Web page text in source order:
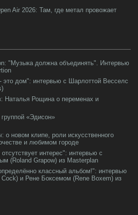
Air 2026: Там, где метал провожает
"Музыка должна объединять". Интервью
это дом": интервью с Шарлоттой Весселс
Наталья Рощина о переменах и
«Эдисон»
о новом клипе, роли искусственного
и любимом городе
интерес": интервью с
(Roland Grapow) из Masterplan
классный альбом!": интервью
и Рене Боксемом (Rene Boxem) из